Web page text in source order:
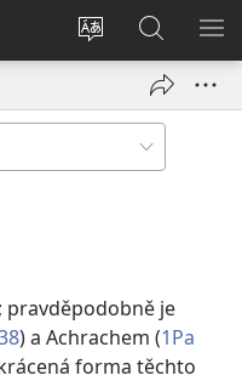
Změnit
stránek
Přihlásit
se
okno)
Hledat
na
JW.ORG
pravděpodobně je
) a Achrachem (1Pa
forma těchto